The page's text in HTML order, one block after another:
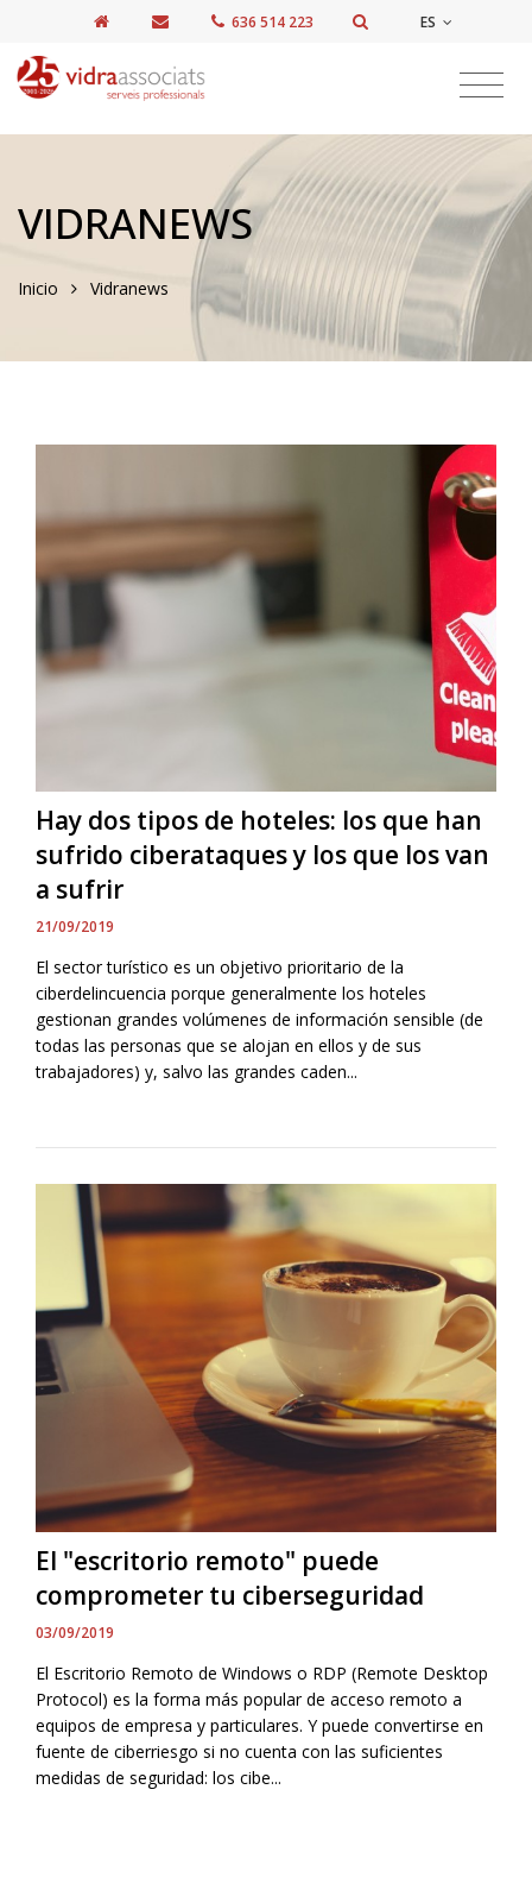
636 514 223 ES
VIDRANEWS
Inicio Vidranews
Hay dos tipos de hoteles: los que han
sufrido ciberataques y los que los van
a sufrir
21/09/2019
El sector turístico es un objetivo prioritario de la
ciberdelincuencia porque generalmente los hoteles
gestionan grandes volúmenes de información sensible (de
todas las personas que se alojan en ellos y de sus
trabajadores) y, salvo las grandes caden...
El "escritorio remoto" puede
comprometer tu ciberseguridad
03/09/2019
El Escritorio Remoto de Windows o RDP (Remote Desktop
Protocol) es la forma más popular de acceso remoto a
equipos de empresa y particulares. Y puede convertirse en
fuente de ciberriesgo si no cuenta con las suficientes
medidas de seguridad: los cibe...